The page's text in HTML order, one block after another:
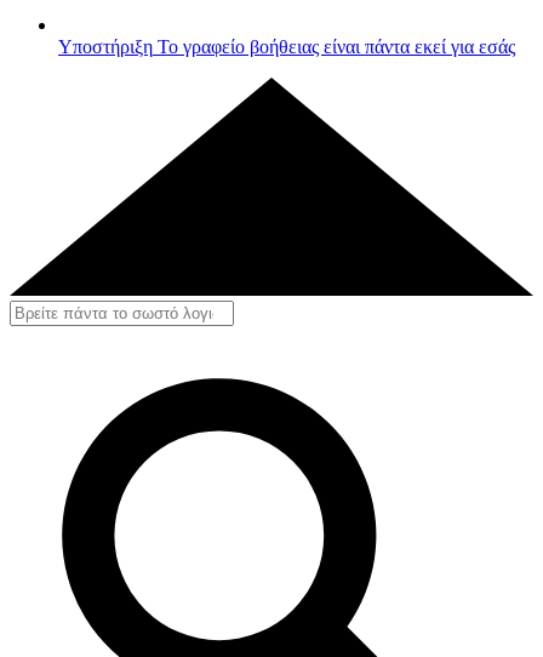
Υποστήριξη Το γραφείο βοήθειας είναι πάντα εκεί για εσάς